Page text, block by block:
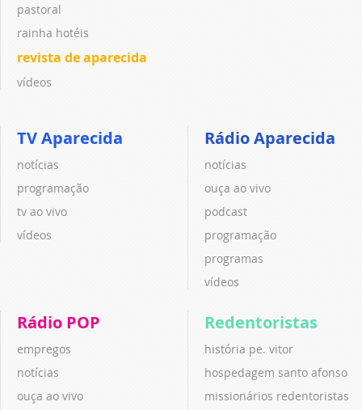
pastoral
rainha hotéis
revista de aparecida
vídeos
TV Aparecida
notícias
programação
tv ao vivo
vídeos
Rádio Aparecida
notícias
ouça ao vivo
podcast
programação
programas
vídeos
Rádio POP
empregos
notícias
ouça ao vivo
Redentoristas
história pe. vitor
hospedagem santo afonso
missionários redentoristas